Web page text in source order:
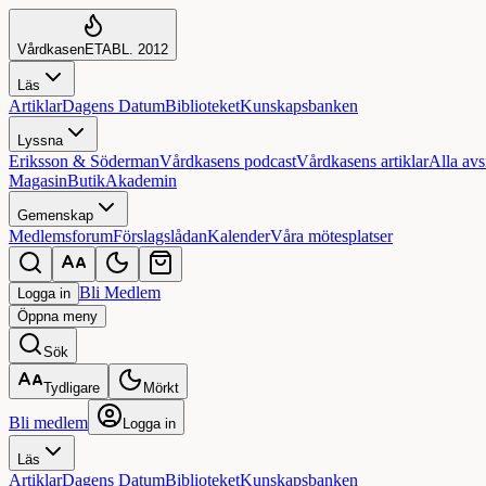
VårdkasenETABL. 2012
Läs
ArtiklarDagens DatumBiblioteketKunskapsbanken
Lyssna
Eriksson & SödermanVårdkasens podcastVårdkasens artiklarAlla
MagasinButikAkademin
Gemenskap
MedlemsforumFörslagslådanKalenderVåra mötesplatser
Logga in Bli Medlem
Öppnameny
Sök
Tydligare Mörkt
Bli medlem Logga in
Läs
ArtiklarDagens DatumBiblioteketKunskapsbanken